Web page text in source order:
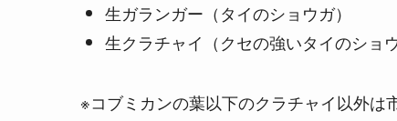
生ガランガー（タイのショウガ）
生クラチャイ（クセの強いタイのショウ
※コブミカンの葉以下のクラチャイ以外